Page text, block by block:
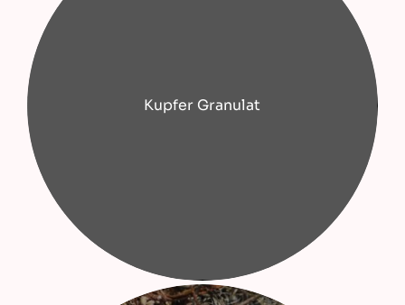
Kupfer Granulat